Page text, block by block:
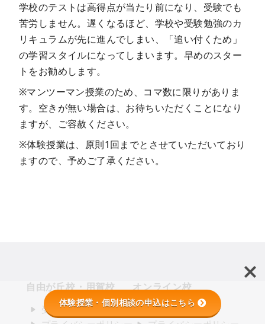
学校のテストは高得点が当たり前になり、受験でも
苦労しません。遅くなるほど、学校や受験勉強のカ
リキュラムが先に進んでしまい、「追い付くため」
の学習スタイルになってしまいます。早めのスター
トをお勧めします。
※マンツーマン授業のため、コマ数に限りがありま
す。空きが無い場合は、お待ちいただくことになり
ますが、ご容赦ください。
※体験授業は、原則1回までとさせていただいており
ますので、予めご了承ください。
自由が丘校・用賀校
受講規則
オンライン校
受講規則
体験授業・個別相談の申込はこちら